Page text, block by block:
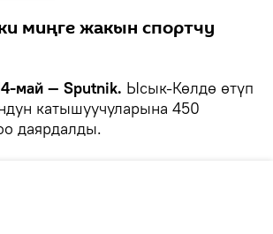
миңге жакын спортчу
май — Sputnik. Ысык-Көлдө өтүп
катышуучуларына 450
даярдалды.